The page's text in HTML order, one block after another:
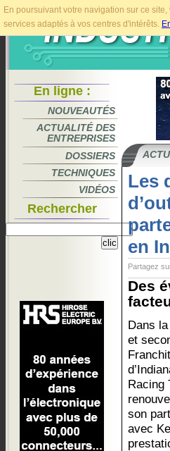
En poursuivant votre navigation sur ce
services adaptés à vos centres d'intérêts.
En ligne :
NOUVEAUTÉS
ACTUALITÉ DES
ENTREPRISES
DOSSIERS
TECHNIQUES
VIDÉOS
Rechercher
Les
en
Partagez
Des
Dans
et
Racing
son
avec